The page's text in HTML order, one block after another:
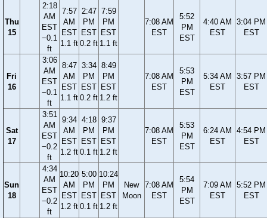
Thu
15
2:18
AM
EST
−0.1
ft
7:57
AM
EST
1.1 ft
2:47
PM
EST
0.2 ft
7:59
PM
EST
1.1 ft
7:08 AM
EST
5:52
PM
EST
4:40 AM
EST
3:04 PM
EST
Fri
16
3:06
AM
EST
−0.1
ft
8:47
AM
EST
1.1 ft
3:34
PM
EST
0.2 ft
8:49
PM
EST
1.2 ft
7:08 AM
EST
5:53
PM
EST
5:34 AM
EST
3:57 PM
EST
Sat
17
3:51
AM
EST
−0.2
ft
9:34
AM
EST
1.2 ft
4:18
PM
EST
0.1 ft
9:37
PM
EST
1.2 ft
7:08 AM
EST
5:53
PM
EST
6:24 AM
EST
4:54 PM
EST
Sun
18
4:34
AM
EST
−0.2
ft
10:20
AM
EST
1.2 ft
5:00
PM
EST
0.1 ft
10:24
PM
EST
1.2 ft
New
Moon
7:08 AM
EST
5:54
PM
EST
7:09 AM
EST
5:52 PM
EST